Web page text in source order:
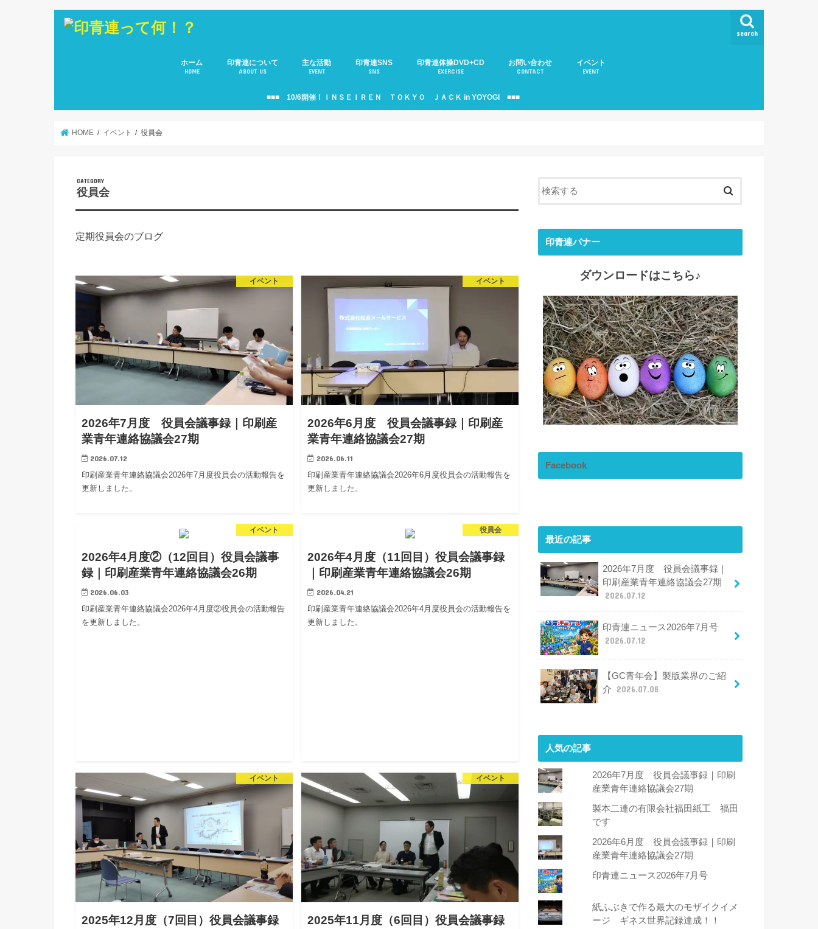
search
ホーム
HOME
印青連について
ABOUT US
副会長のご紹介
役員メンバーのご紹介
所属８団体(青年部)のご紹介
主な活動
EVENT
役員会のご紹介
印青連ニュース
移動サロンのご紹介
大人の運動会
サミットのご紹介
印青連・駅伝部のご紹介
見本市のご紹介
支援活動のご紹介
10周年記念式典
印青連バナーのご紹介
印青連SNS
SNS
印青連体操DVD+CD
EXERCISE
お問い合わせ
CONTACT
個人情報の取扱いについて
イベント
EVENT
■■■ 10/6開催！ＩＮＳＥＩＲＥＮ ＴＯＫＹＯ ＪＡＣＫ in YOYOGI ■■■
HOME イベント 役員会
役員会
定期役員会のブログ
イベント
2026年7月度 役員会議事録｜印刷産
業青年連絡協議会27期
2026.07.12
印刷産業青年連絡協議会2026年7月度役員会の活動報告を
更新しました。
イベント
2026年6月度 役員会議事録｜印刷産
業青年連絡協議会27期
2026.06.11
印刷産業青年連絡協議会2026年6月度役員会の活動報告を
更新しました。
イベント
2026年4月度②（12回目）役員会議事
録｜印刷産業青年連絡協議会26期
2026.06.03
印刷産業青年連絡協議会2026年4月度②役員会の活動報告
を更新しました。
役員会
2026年4月度（11回目）役員会議事録
｜印刷産業青年連絡協議会26期
2026.04.21
印刷産業青年連絡協議会2026年4月度役員会の活動報告を
更新しました。
イベント
2025年12月度（7回目）役員会議事録
イベント
2025年11月度（6回目）役員会議事録
印青連バナー
ダウンロードはこちら♪
Facebook
最近の記事
2026年7月度 役員会議事録｜
印刷産業青年連絡協議会27期
2026.07.12
印青連ニュース2026年7月号
2026.07.12
【GC青年会】製版業界のご紹
介
2026.07.08
人気の記事
2026年7月度 役員会議事録｜印刷
産業青年連絡協議会27期
製本二連の有限会社福田紙工 福田
です
2026年6月度 役員会議事録｜印刷
産業青年連絡協議会27期
印青連ニュース2026年7月号
紙ふぶきで作る最大のモザイクイメ
ージ ギネス世界記録達成！！